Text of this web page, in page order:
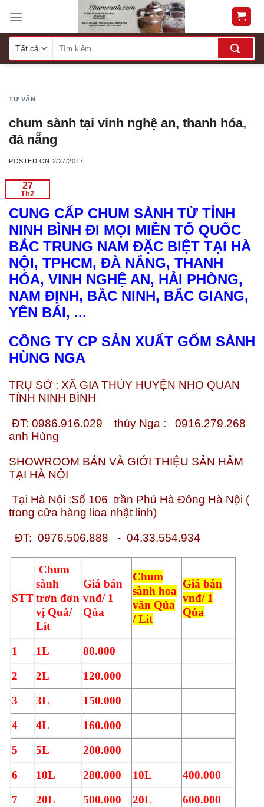
content
TƯ VẤN
chum sành tại vinh nghệ an, thanh hóa,
đà nẵng
POSTED ON 2/27/2017
27
Th2
CUNG CẤP CHUM SÀNH TỪ TỈNH
NINH BÌNH ĐI MỌI MIỀN TỔ QUỐC
BẮC TRUNG NAM ĐẶC BIỆT TẠI HÀ
NỘI, TPHCM, ĐÀ NẴNG, THANH
HÓA, VINH NGHỆ AN, HẢI PHÒNG,
NAM ĐỊNH, BẮC NINH, BẮC GIANG,
YÊN BÁI, ...
CÔNG TY CP SẢN XUẤT GỐM SÀNH
HÙNG NGA
TRỤ SỞ : XÃ GIA THỦY HUYỆN NHO QUAN
TỈNH NINH BÌNH
ĐT: 0986.916.029 thúy Nga :
0916.279.268
anh Hùng
SHOWROOM BÁN VÀ GIỚI THIỆU SẢN HẨM
TẠI HÀ NỘI
Tại Hà Nội :Số 106 trần Phú Hà Đông Hà Nội (
trong cửa hàng lioa nhật linh)
ĐT: 0976.506.888 - 04.33.554.934
STT
Chum
sành
trơn đơn
vị Quả/
Lít
Giá bán
vnđ/ 1
Qủa
Chum
sành hoa
văn Qủa
/ Lít
Giá bán
vnđ/ 1
Qủa
1 1L
80.000
2
2L
120.000
3
3L
150.000
4
4L
160.000
5
5L
200.000
6
10L 280.000 10L
400.000
7
20L 500.000 20L
600.000